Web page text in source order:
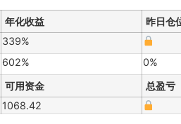
年化收益 昨日仓
339%
602%
0%
可用资金
总盈亏
1068.42